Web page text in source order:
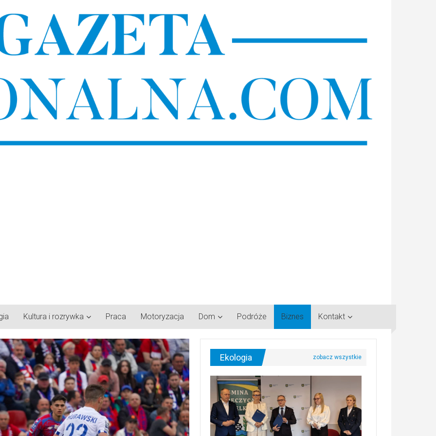
Kultura i rozrywka Praca Motoryzacja Dom Podróże Biznes Kontakt
Ekologia